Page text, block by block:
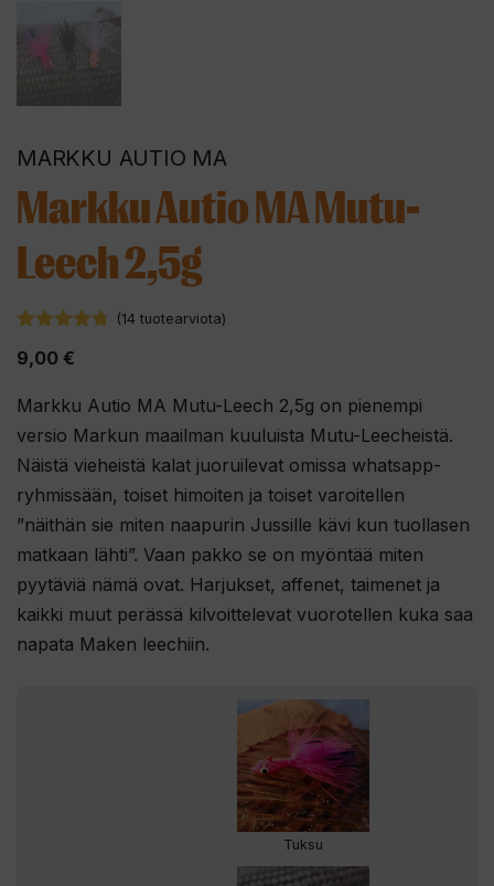
MARKKU AUTIO MA
Markku Autio MA Mutu-
Leech 2,5g
(14 tuotearviota)
9,00 €
Markku Autio MA Mutu-Leech 2,5g on pienempi
versio Markun maailman kuuluista Mutu-Leecheistä.
Näistä vieheistä kalat juoruilevat omissa whatsapp-
ryhmissään, toiset himoiten ja toiset varoitellen
”näithän sie miten naapurin Jussille kävi kun tuollasen
matkaan lähti”. Vaan pakko se on myöntää miten
pyytäviä nämä ovat. Harjukset, affenet, taimenet ja
kaikki muut perässä kilvoittelevat vuorotellen kuka saa
napata Maken leechiin.
Tuksu